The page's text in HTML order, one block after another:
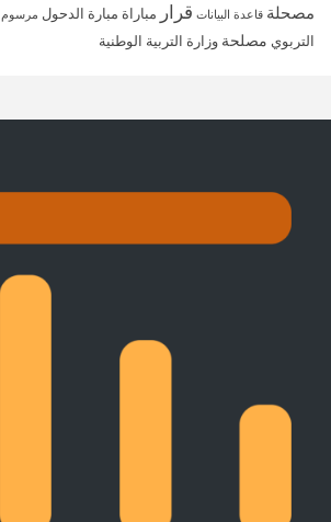
مصحلة قاعدة البيانات قرار مباراة مبارة الدحول مرسوم
التربوي مصلحة وزارة التربية الوطنية